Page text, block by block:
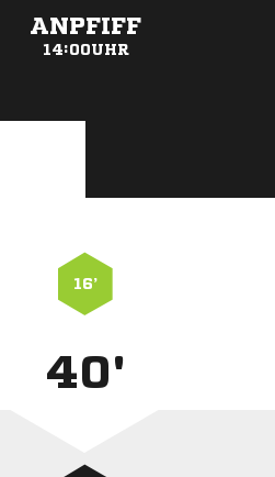
ANPFIFF
14:00UHR
16’
40'